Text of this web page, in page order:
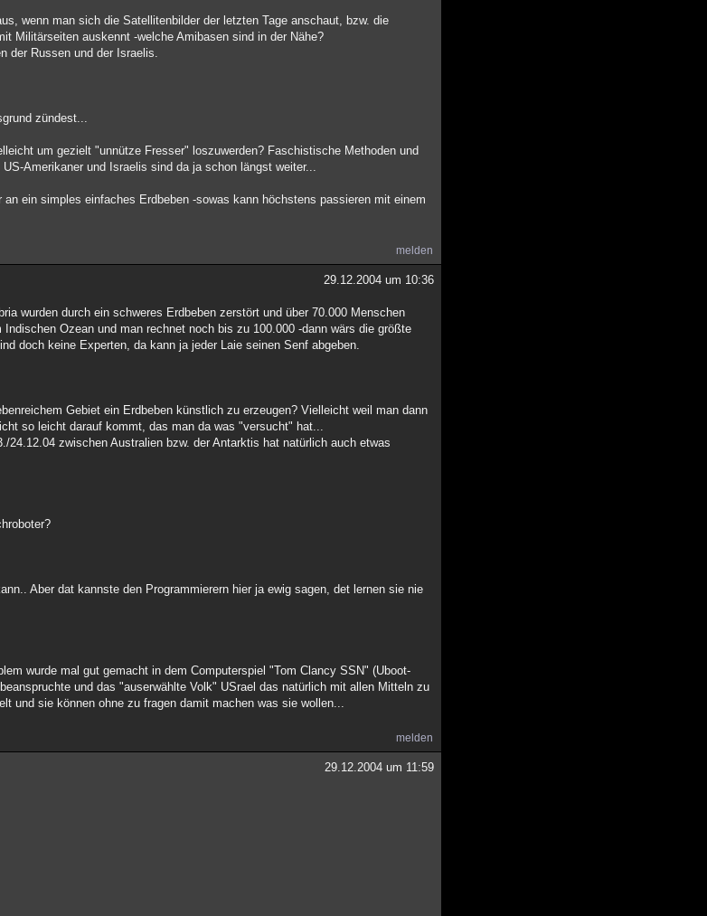
wenn man sich die Satellitenbilder der letzten Tage anschaut, bzw. die
Militärseiten auskennt -welche Amibasen sind in der Nähe?
der Russen und der Israelis.
zündest...
um gezielt "unnütze Fresser" loszuwerden? Faschistische Methoden und
Amerikaner und Israelis sind da ja schon längst weiter...
ein simples einfaches Erdbeben -sowas kann höchstens passieren mit einem
melden
29.12.2004 um 10:36
wurden durch ein schweres Erdbeben zerstört und über 70.000 Menschen
Ozean und man rechnet noch bis zu 100.000 -dann wärs die größte
doch keine Experten, da kann ja jeder Laie seinen Senf abgeben.
Gebiet ein Erdbeben künstlich zu erzeugen? Vielleicht weil man dann
so leicht darauf kommt, das man da was "versucht" hat...
zwischen Australien bzw. der Antarktis hat natürlich auch etwas
Aber dat kannste den Programmierern hier ja ewig sagen, det lernen sie nie
wurde mal gut gemacht in dem Computerspiel "Tom Clancy SSN" (Uboot-
und das "auserwählte Volk" USrael das natürlich mit allen Mitteln zu
und sie können ohne zu fragen damit machen was sie wollen...
melden
29.12.2004 um 11:59